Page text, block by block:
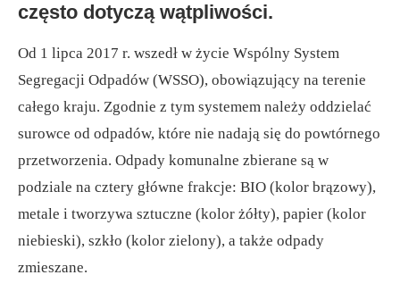
często dotyczą wątpliwości.
Od 1 lipca 2017 r. wszedł w życie Wspólny System
Segregacji Odpadów (WSSO), obowiązujący na terenie
całego kraju. Zgodnie z tym systemem należy oddzielać
surowce od odpadów, które nie nadają się do powtórnego
przetworzenia. Odpady komunalne zbierane są w
podziale na cztery główne frakcje: BIO (kolor brązowy),
metale i tworzywa sztuczne (kolor żółty), papier (kolor
niebieski), szkło (kolor zielony), a także odpady
zmieszane.